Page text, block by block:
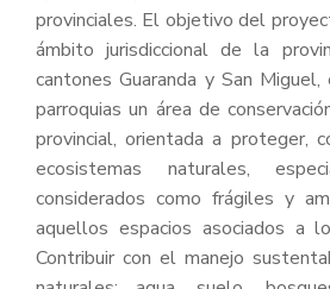
provinciales. El objetivo del
ámbito jurisdiccional de la
cantones Guaranda y San
parroquias un área de
provincial, orientada a proteger,
ecosistemas naturales,
considerados como frágiles y
aquellos espacios asociados a
Contribuir con el manejo